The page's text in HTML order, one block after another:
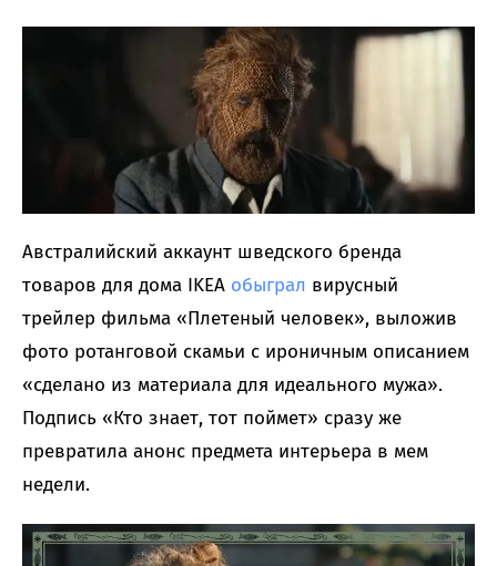
Австралийский аккаунт шведского бренда
товаров для дома IKEA обыграл вирусный
трейлер фильма «Плетеный человек», выложив
фото ротанговой скамьи с ироничным описанием
«сделано из материала для идеального мужа».
Подпись «Кто знает, тот поймет» сразу же
превратила анонс предмета интерьера в мем
недели.